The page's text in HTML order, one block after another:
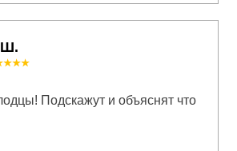
Подскажут и объяснят что